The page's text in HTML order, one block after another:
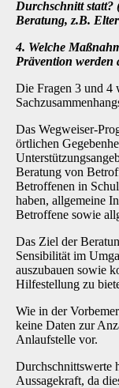
Durchschnitt statt?
Beratung, z.B.
4. Welche
Prävention werden
Die Fragen 3 und 4
Das Wegweiser-
örtlichen
Beratung von
Betroffenen in
haben, allgemeine
Betroffene sowie
Das Ziel der
Sensibilität im
auszubauen sowie
Hilfestellung zu
Wie in der
keine Daten zur
Anlaufstelle vor.
Durchschnittswerte
Aussagekraft, da